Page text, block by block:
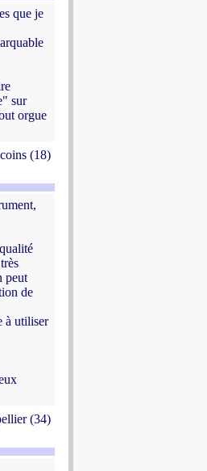
que je
sur
orgue
(18)
peut
de
à utiliser
(34)